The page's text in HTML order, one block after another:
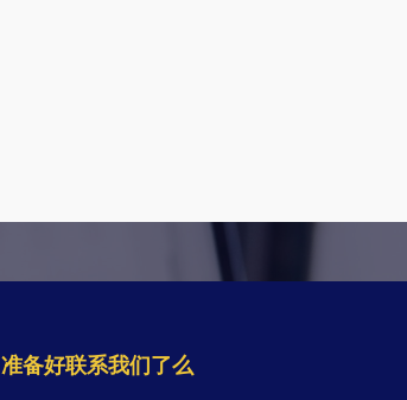
准备好联系我们了么